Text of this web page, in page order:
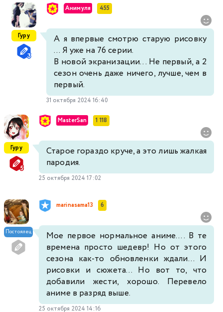
Гуру
Анимуля 455
А я впервые смотрю старую рисовку
... Я уже на 76 серии.
В новой экранизации... Не первый, а 2
сезон очень даже ничего, лучше, чем в
первый.
31 октября 2024 16:40
Гуру
MasterSan 1 118
Старое гораздо круче, а это лишь жалкая
пародия.
25 октября 2024 17:02
Постоялец
marinasama13 6
Мое первое нормальное аниме.... В те
времена просто шедевр! Но от этого
сезона как-то обновленки ждали... И
рисовки и сюжета... Но вот то, что
добавили жести, хорошо. Перевело
аниме в разряд выше.
25 октября 2024 14:16